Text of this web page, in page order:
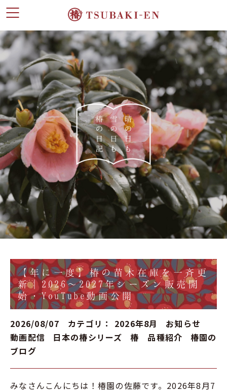
【年に一度】椿の苗木在庫を一斉更
新｜2026～2027年シーズン販売開
始・YouTube動画公開
2026/08/07 カテゴリ： 2026年8月
お知らせ
動画配信
日本の椿シリーズ 椿 品種紹介
椿園の
ブログ
みなさんこんにちは！椿園の佐藤です。2026年8月7